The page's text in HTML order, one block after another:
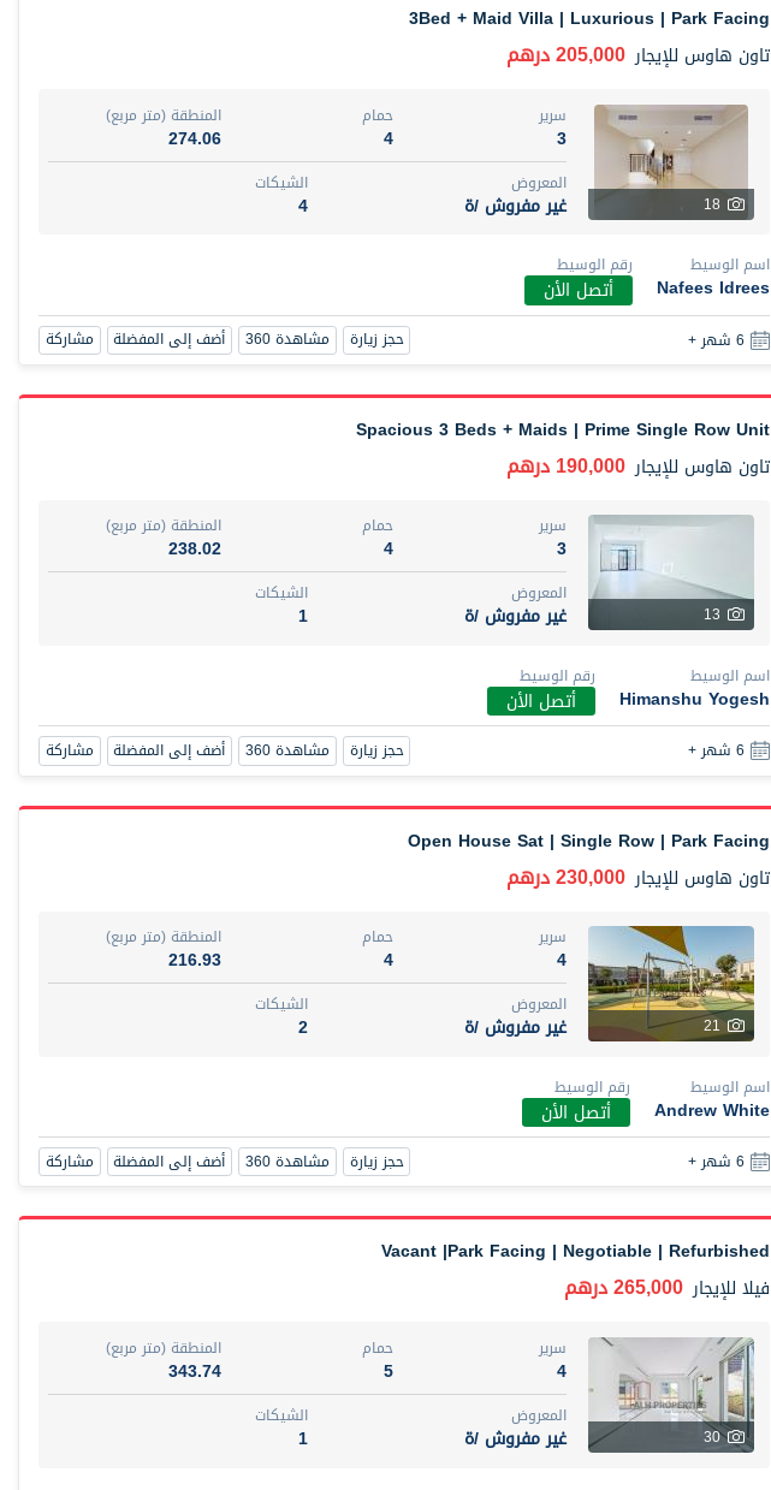
3Bed + Maid Villa | Luxurious | Park Facing
تاون هاوس للإيجار 205,000 درهم
18
سرير
3
حمام
4
المنطقة (متر مربع)
274.06
المعروض
غير مفروش /ة
الشيكات
4
اسم الوسيط
Nafees Idrees
رقم الوسيط
أتصل الأن
6 شهر + حجز زيارة مشاهدة 360 أضف إلى المفضلة مشاركة
Spacious 3 Beds + Maids | Prime Single Row Unit
تاون هاوس للإيجار 190,000 درهم
13
سرير
3
حمام
4
المنطقة (متر مربع)
238.02
المعروض
غير مفروش /ة
الشيكات
1
اسم الوسيط
Himanshu Yogesh
رقم الوسيط
أتصل الأن
6 شهر + حجز زيارة مشاهدة 360 أضف إلى المفضلة مشاركة
Open House Sat | Single Row | Park Facing
تاون هاوس للإيجار 230,000 درهم
21
سرير
4
حمام
4
المنطقة (متر مربع)
216.93
المعروض
غير مفروش /ة
الشيكات
2
اسم الوسيط
Andrew White
رقم الوسيط
أتصل الأن
6 شهر + حجز زيارة مشاهدة 360 أضف إلى المفضلة مشاركة
Vacant |Park Facing | Negotiable | Refurbished
فيلا للإيجار 265,000 درهم
30
سرير
4
حمام
5
المنطقة (متر مربع)
343.74
المعروض
غير مفروش /ة
الشيكات
1